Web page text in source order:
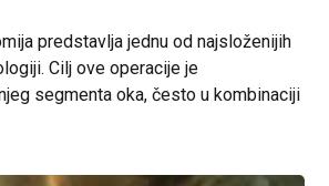
predstavlja jednu od najsloženijih
Cilj ove operacije je
segmenta oka, često u kombinaciji
slučajeva ablacija retine, ali ipak